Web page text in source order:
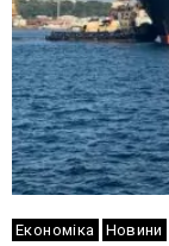
Економіка Новини